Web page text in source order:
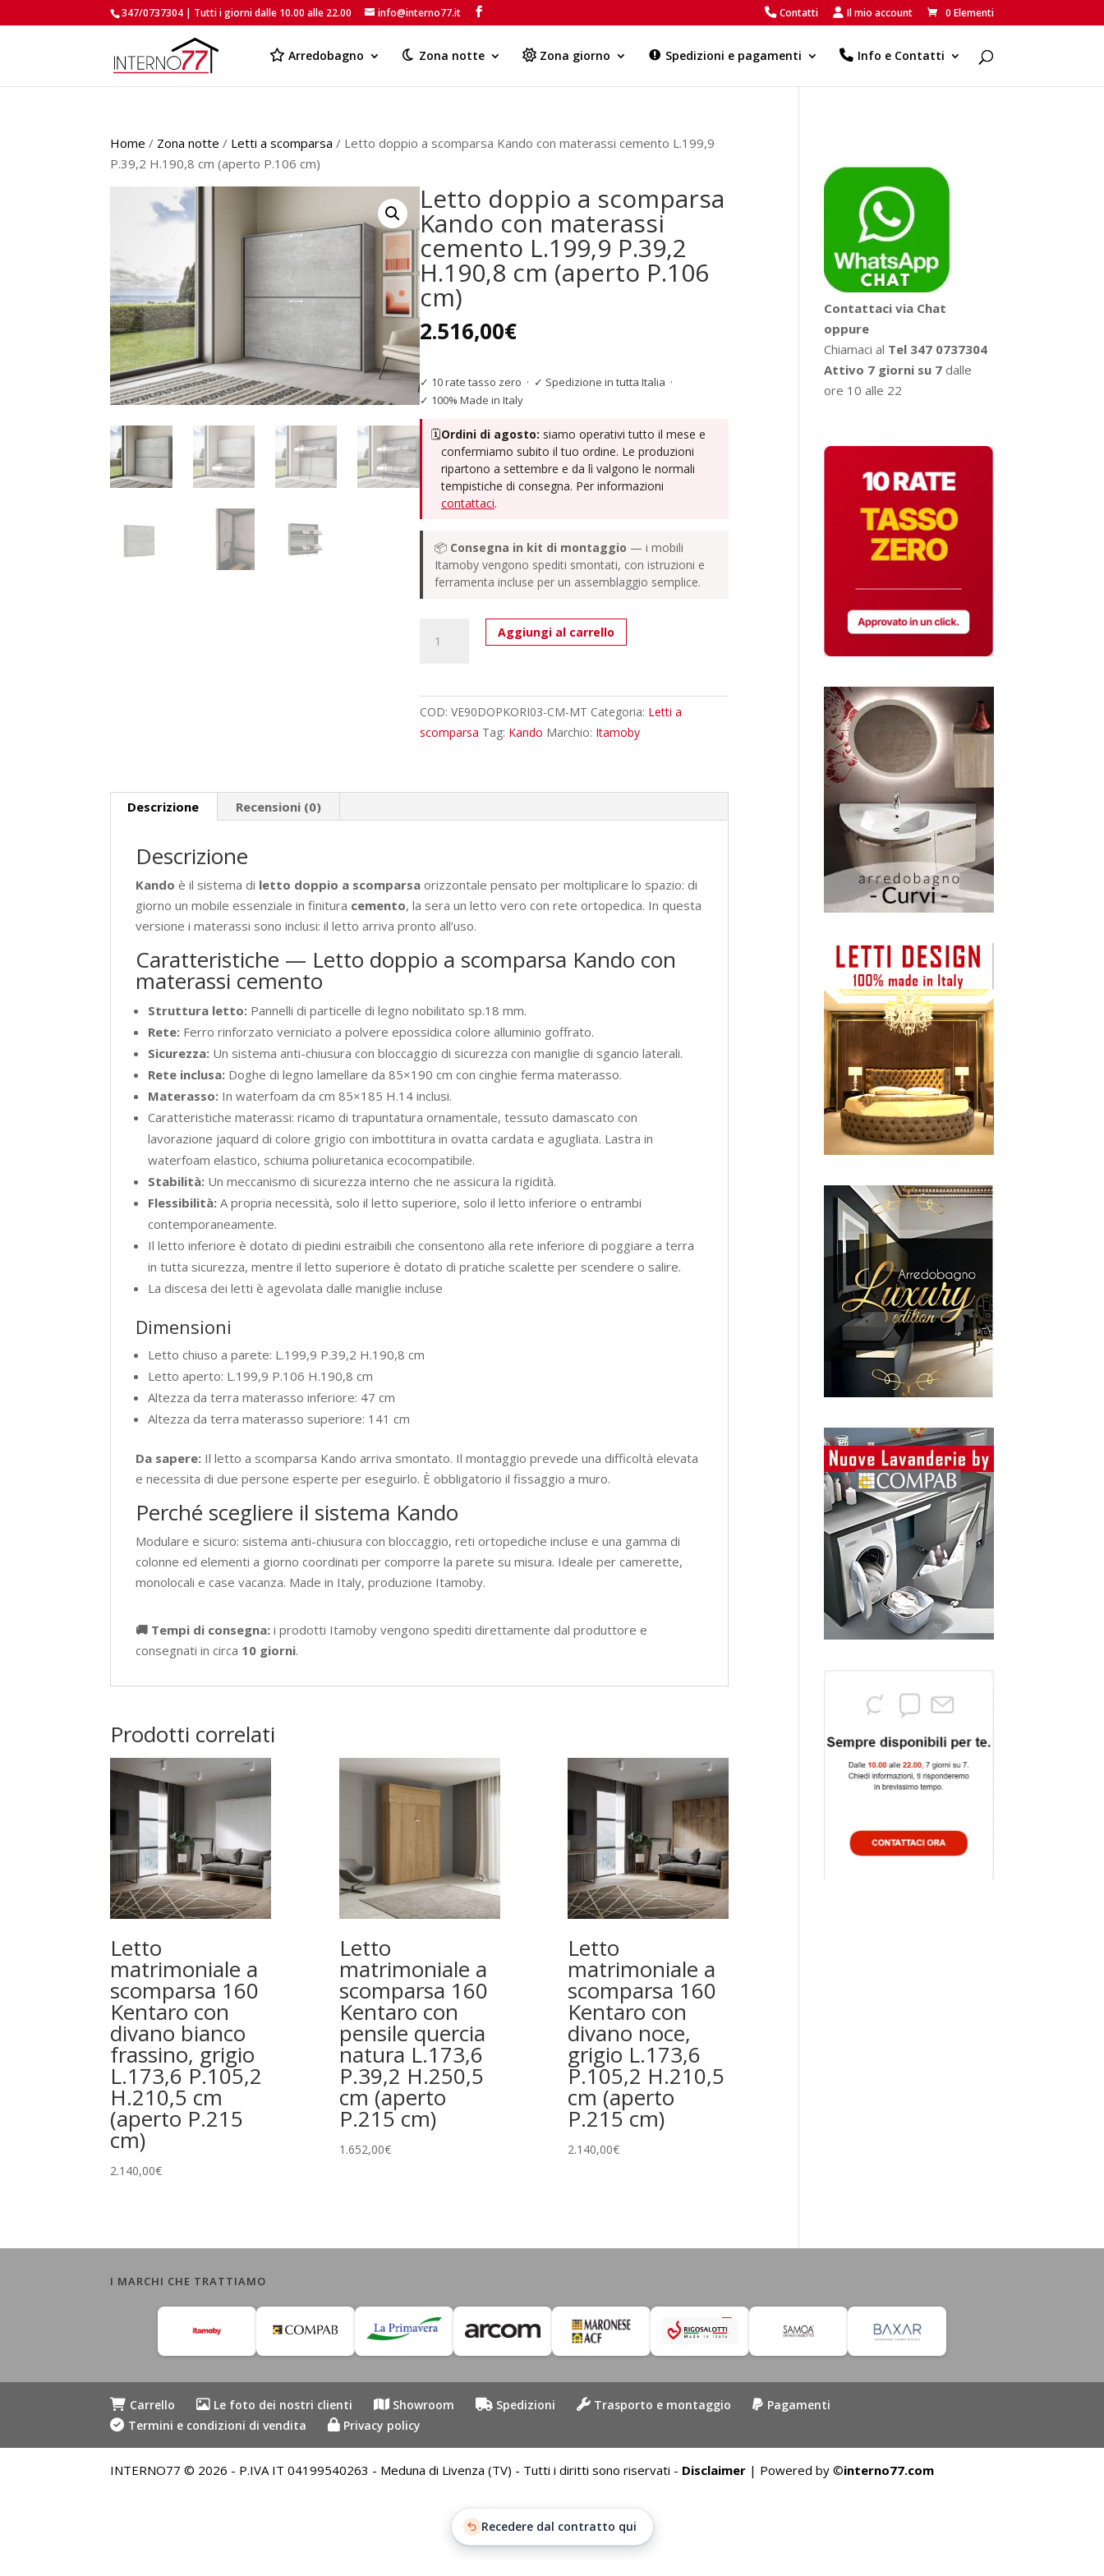
347/0737304 | Tutti i giorni dalle 10.00 alle 22.00 info@interno77.it Contatti Il mio account 0 Elementi
Arredobagno Zona notte Zona giorno Spedizioni e pagamenti Info e Contatti
Products
Home / Zona notte / Letti a scomparsa / Letto doppio a scomparsa Kando con materassi cemento L.199,9
P.39,2 H.190,8 cm (aperto P.106 cm)
Letto doppio a scomparsa
Kando con materassi
cemento L.199,9 P.39,2
H.190,8 cm (aperto P.106
cm)
2.516,00€
✓ 10 rate tasso zero · ✓ Spedizione in tutta Italia ·
✓ 100% Made in Italy
🗓️Ordini di agosto: siamo operativi tutto il mese e
confermiamo subito il tuo ordine. Le produzioni
ripartono a settembre e da lì valgono le normali
tempistiche di consegna. Per informazioni
contattaci.
📦 Consegna in kit di montaggio — i mobili
Itamoby vengono spediti smontati, con istruzioni e
ferramenta incluse per un assemblaggio semplice.
doppio
Kando
con
L.199,9
P.106
cm)
quantità
Aggiungi al carrello
COD: VE90DOPKORI03-CM-MT Categoria: Letti a
scomparsa Tag: Kando Marchio: Itamoby
Descrizione Recensioni (0)
Descrizione
Kando è il sistema di letto doppio a scomparsa orizzontale pensato per moltiplicare lo spazio: di
giorno un mobile essenziale in finitura cemento, la sera un letto vero con rete ortopedica. In questa
versione i materassi sono inclusi: il letto arriva pronto all’uso.
Caratteristiche — Letto doppio a scomparsa Kando con
materassi cemento
Struttura letto: Pannelli di particelle di legno nobilitato sp.18 mm.
Rete: Ferro rinforzato verniciato a polvere epossidica colore alluminio goffrato.
Sicurezza: Un sistema anti-chiusura con bloccaggio di sicurezza con maniglie di sgancio laterali.
Rete inclusa: Doghe di legno lamellare da 85×190 cm con cinghie ferma materasso.
Materasso: In waterfoam da cm 85×185 H.14 inclusi.
Caratteristiche materassi: ricamo di trapuntatura ornamentale, tessuto damascato con
lavorazione jaquard di colore grigio con imbottitura in ovatta cardata e agugliata. Lastra in
waterfoam elastico, schiuma poliuretanica ecocompatibile.
Stabilità: Un meccanismo di sicurezza interno che ne assicura la rigidità.
Flessibilità: A propria necessità, solo il letto superiore, solo il letto inferiore o entrambi
contemporaneamente.
Il letto inferiore è dotato di piedini estraibili che consentono alla rete inferiore di poggiare a terra
in tutta sicurezza, mentre il letto superiore è dotato di pratiche scalette per scendere o salire.
La discesa dei letti è agevolata dalle maniglie incluse
Dimensioni
Letto chiuso a parete: L.199,9 P.39,2 H.190,8 cm
Letto aperto: L.199,9 P.106 H.190,8 cm
Altezza da terra materasso inferiore: 47 cm
Altezza da terra materasso superiore: 141 cm
Da sapere: Il letto a scomparsa Kando arriva smontato. Il montaggio prevede una difficoltà elevata
e necessita di due persone esperte per eseguirlo. È obbligatorio il fissaggio a muro.
Perché scegliere il sistema Kando
Modulare e sicuro: sistema anti-chiusura con bloccaggio, reti ortopediche incluse e una gamma di
colonne ed elementi a giorno coordinati per comporre la parete su misura. Ideale per camerette,
monolocali e case vacanza. Made in Italy, produzione Itamoby.
🚚 Tempi di consegna: i prodotti Itamoby vengono spediti direttamente dal produttore e
consegnati in circa 10 giorni.
Prodotti correlati
Letto
matrimoniale a
scomparsa 160
Kentaro con
divano bianco
frassino, grigio
L.173,6 P.105,2
H.210,5 cm
(aperto P.215
cm)
2.140,00€
Letto
matrimoniale a
scomparsa 160
Kentaro con
pensile quercia
natura L.173,6
P.39,2 H.250,5
cm (aperto
P.215 cm)
1.652,00€
Letto
matrimoniale a
scomparsa 160
Kentaro con
divano noce,
grigio L.173,6
P.105,2 H.210,5
cm (aperto
P.215 cm)
2.140,00€
Contattaci via Chat
oppure
Chiamaci al Tel 347 0737304
Attivo 7 giorni su 7 dalle
ore 10 alle 22
I MARCHI CHE TRATTIAMO
Carrello Le foto dei nostri clienti Showroom Spedizioni Trasporto e montaggio
Pagamenti
Termini e condizioni di vendita
Privacy policy
INTERNO77 © 2026 - P.IVA IT 04199540263 - Meduna di Livenza (TV) - Tutti i diritti sono riservati - Disclaimer | Powered by ©interno77.com
Recedere dal contratto qui